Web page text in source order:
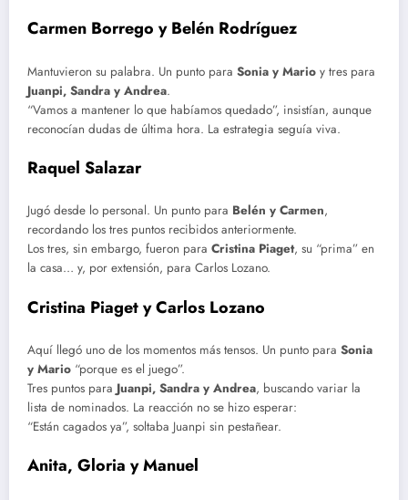
Carmen Borrego y Belén Rodríguez
Mantuvieron su palabra. Un punto para Sonia y Mario y tres para
Juanpi, Sandra y Andrea.
“Vamos a mantener lo que habíamos quedado”, insistían, aunque
reconocían dudas de última hora. La estrategia seguía viva.
Raquel Salazar
Jugó desde lo personal. Un punto para Belén y Carmen,
recordando los tres puntos recibidos anteriormente.
Los tres, sin embargo, fueron para Cristina Piaget, su “prima” en
la casa… y, por extensión, para Carlos Lozano.
Cristina Piaget y Carlos Lozano
Aquí llegó uno de los momentos más tensos. Un punto para Sonia
y Mario “porque es el juego”.
Tres puntos para Juanpi, Sandra y Andrea, buscando variar la
lista de nominados. La reacción no se hizo esperar:
“Están cagados ya”, soltaba Juanpi sin pestañear.
Anita, Gloria y Manuel